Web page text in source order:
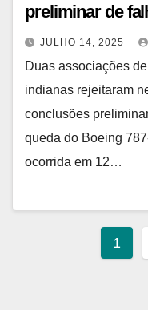
preliminar de
JULHO 14, 2025
Duas associações
indianas rejeitaram
conclusões
queda do Boeing
ocorrida em 12…
1